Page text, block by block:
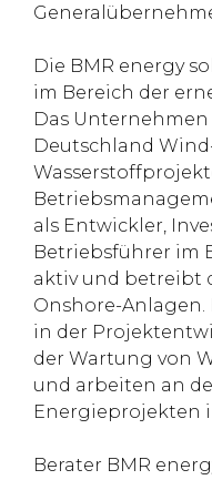
Die BMR energy
im Bereich der
Das
Deutschland
als Entwickler,
Betriebsführer im
aktiv und betreibt
Onshore-
in der
der Wartung von
und arbeiten an
Energieprojekten
Berater BMR